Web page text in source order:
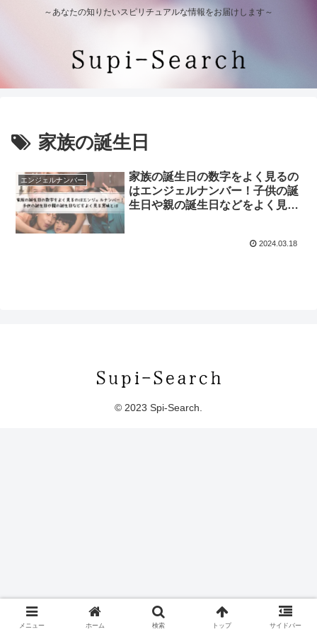
～あなたの知りたいスピリチュアルな情報をお届けします～
家族の誕生日
エンジェルナンバー
家族の誕生日の数字をよく見るの
はエンジェルナンバー！子供の誕
生日や親の誕生日などをよく見る
2024.03.18
© 2023 Spi-Search.
メニュー ホーム 検索 トップ サイドバー